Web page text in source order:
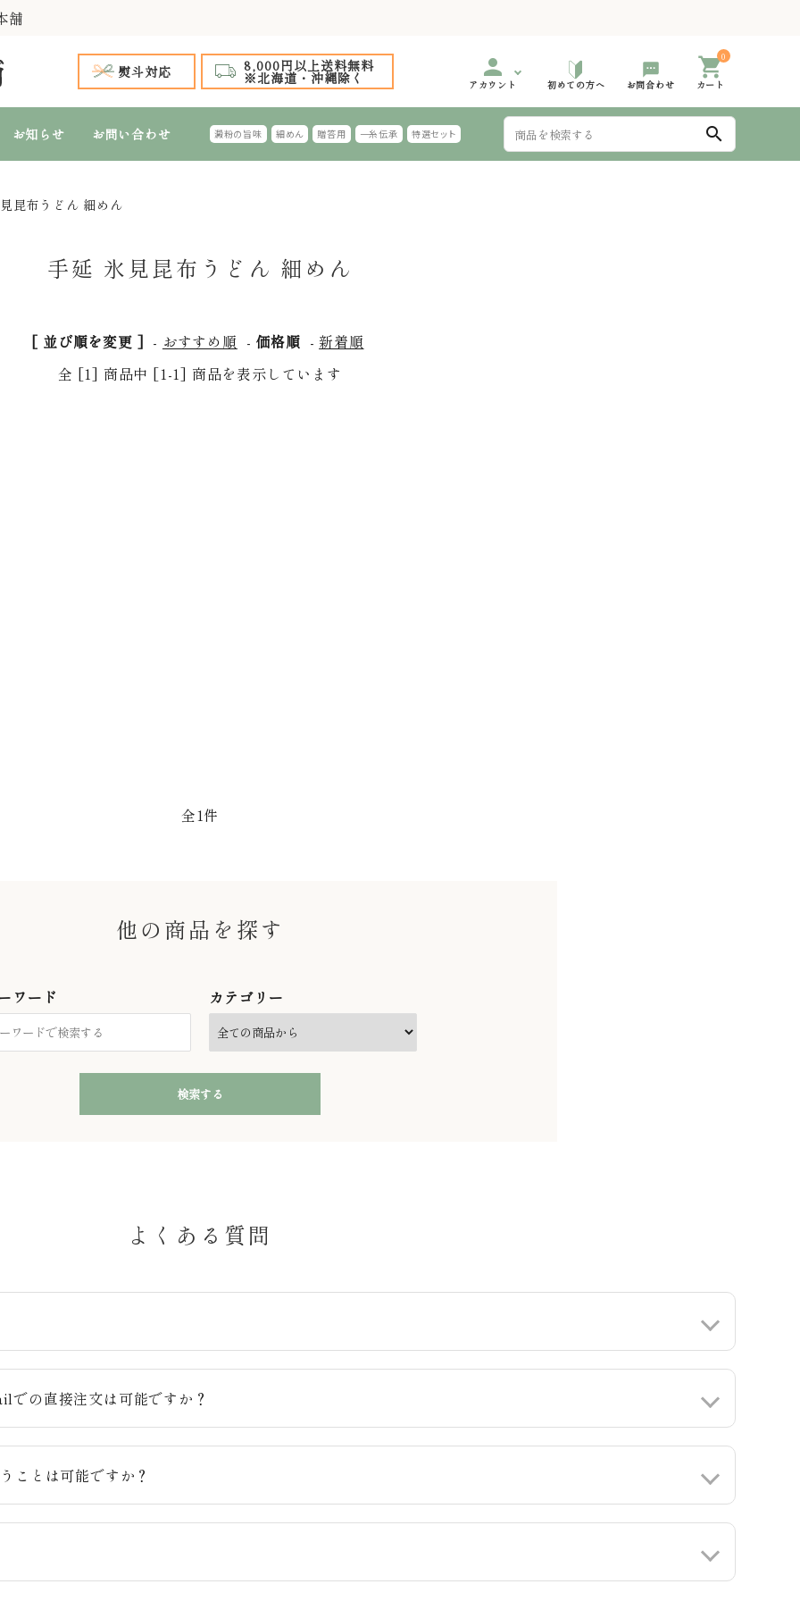
舗
熨斗対応 8,000円以上送料無料
※北海道・沖縄除く person
アカウント 初めての方へ お問合わせ
0
shopping_cart
カート
手延 氷見うどん 細めん
特選ギフト ふし・切れはし麺
～999円
商品
お知らせ お問い合わせ 澱粉の旨味 細めん 贈答用 一糸伝承 特選セット search
昆布うどん 細めん
手延 氷見昆布うどん 細めん
[ 並び順を変更 ] - おすすめ順 - 価格順 - 新着順
全 [1] 商品中 [1-1] 商品を表示しています
全1件
他の商品を探す
ワード カテゴリー
検索する
よくある質問
の直接注文は可能ですか？
ことは可能ですか？